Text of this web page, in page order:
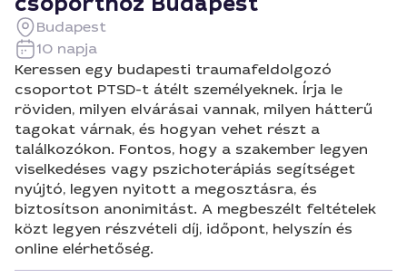
Budapest
10 napja
Keressen egy budapesti traumafeldolgozó
csoportot PTSD-t átélt személyeknek. Írja le
röviden, milyen elvárásai vannak, milyen hátterű
tagokat várnak, és hogyan vehet részt a
találkozókon. Fontos, hogy a szakember legyen
viselkedéses vagy pszichoterápiás segítséget
nyújtó, legyen nyitott a megosztásra, és
biztosítson anonimitást. A megbeszélt feltételek
közt legyen részvételi díj, időpont, helyszín és
online elérhetőség.